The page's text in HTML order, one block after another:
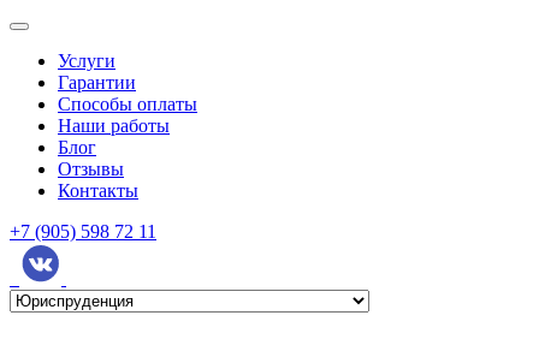
Услуги
Гарантии
Способы оплаты
Наши работы
Блог
Отзывы
Контакты
+7 (905) 598 72 11